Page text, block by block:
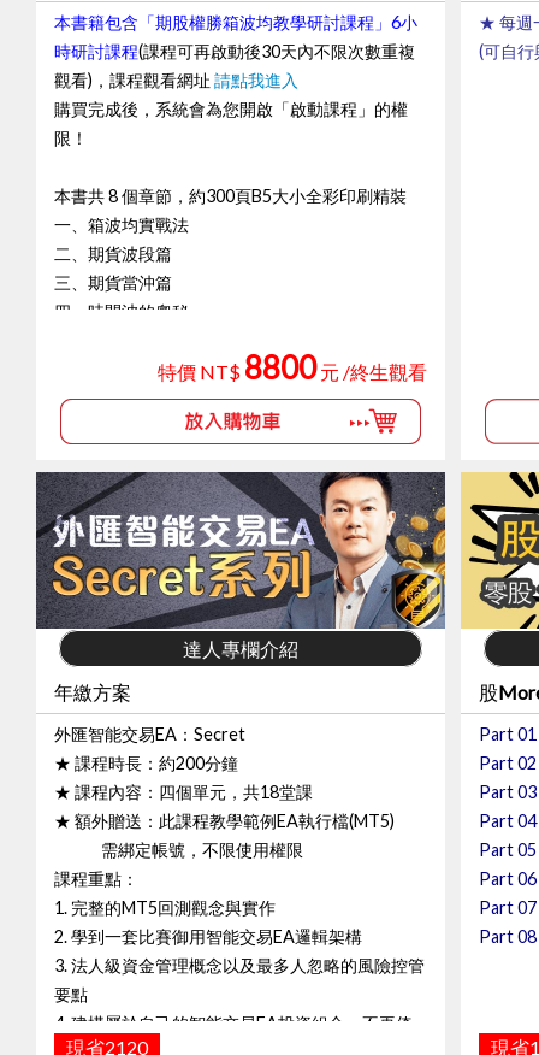
本書籍包含「期股權勝箱波均教學研討課程」6小
時研討課程(課程可再啟動後30天內不限次數重複
觀看)，課程觀看網址 請點我進入
購買完成後，系統會為您開啟「啟動課程」的權
限！
本書共 8 個章節，約300頁B5大小全彩印刷精裝
一、箱波均實戰法
二、期貨波段篇
三、期貨當沖篇
四、時間波的奧秘
六、以小博大選擇權
七、您所不知道的葛蘭碧八大法則
八、箱波均實戰控盤法案例解析
特價 NT$ 8800元 /終生觀看
★ 每週
(可自行
達人專欄介紹
年繳方案
外匯智能交易EA：Secret
★ 課程時長：約200分鐘
★ 課程內容：四個單元，共18堂課
★ 額外贈送：此課程教學範例EA執行檔(MT5)
需綁定帳號，不限使用權限
課程重點：
1. 完整的MT5回測觀念與實作
2. 學到一套比賽御用智能交易EA邏輯架構
3. 法人級資金管理概念以及最多人忽略的風險控管
要點
4. 建構屬於自己的智能交易EA投資組合，不再倚
現省2120
股
Part 01
Part 02
Part 03
Part 04
Part 05
Part 06
Part 07
Part 08
現省